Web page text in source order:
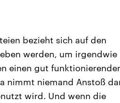
bezieht sich auf den
werden, um irgendwie
einen gut
nimmt niemand Anstoß
wird. Und wenn die